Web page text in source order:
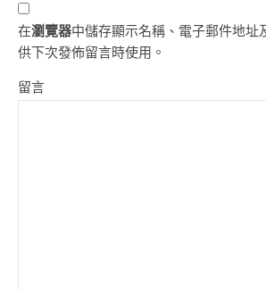
在瀏覽器中儲存顯示名稱、電子郵件地址
供下次發佈留言時使用。
留言